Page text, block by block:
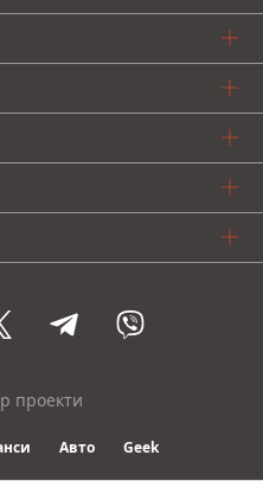
проекти
Авто Geek